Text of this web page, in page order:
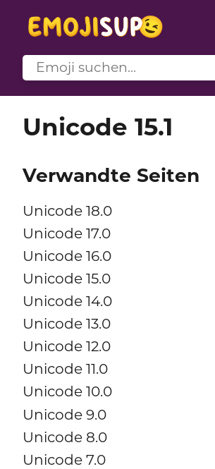
Unicode 15.1
Verwandte Seiten
Unicode 18.0
Unicode 17.0
Unicode 16.0
Unicode 15.0
Unicode 14.0
Unicode 13.0
Unicode 12.0
Unicode 11.0
Unicode 10.0
Unicode 9.0
Unicode 8.0
Unicode 7.0